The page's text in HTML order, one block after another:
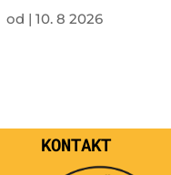
od | 10. 8 2026
KONTAKT